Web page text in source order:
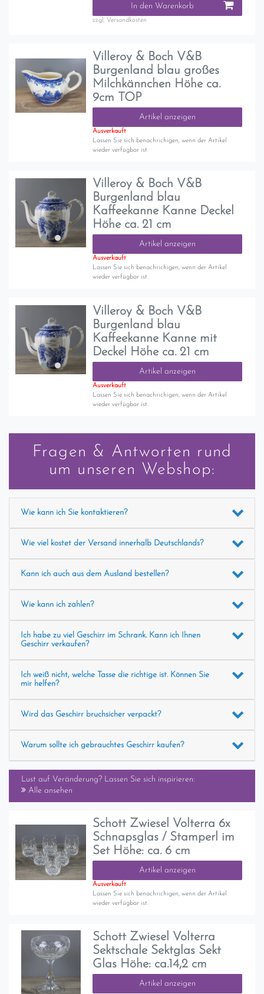
In den Warenkorb
zzgl. Versandkosten
Villeroy & Boch V&B
Burgenland blau großes
Milchkännchen Höhe ca.
9cm TOP
Artikel anzeigen
Ausverkauft
Lassen Sie sich benachrichigen, wenn der Artikel
wieder verfügbar ist.
Villeroy & Boch V&B
Burgenland blau
Kaffeekanne Kanne Deckel
Höhe ca. 21 cm
Artikel anzeigen
Ausverkauft
Lassen Sie sich benachrichigen, wenn der Artikel
wieder verfügbar ist.
Villeroy & Boch V&B
Burgenland blau
Kaffeekanne Kanne mit
Deckel Höhe ca. 21 cm
Artikel anzeigen
Ausverkauft
Lassen Sie sich benachrichigen, wenn der Artikel
wieder verfügbar ist.
Fragen & Antworten rund
um unseren Webshop:
Wie kann ich Sie kontaktieren?
Wie viel kostet der Versand innerhalb Deutschlands?
Kann ich auch aus dem Ausland bestellen?
Wie kann ich zahlen?
Ich habe zu viel Geschirr im Schrank. Kann ich Ihnen
Geschirr verkaufen?
Ich weiß nicht, welche Tasse die richtige ist. Können Sie
mir helfen?
Wird das Geschirr bruchsicher verpackt?
Warum sollte ich gebrauchtes Geschirr kaufen?
Lust auf Veränderung? Lassen Sie sich inspirieren:
Alle ansehen
Schott Zwiesel Volterra 6x
Schnapsglas / Stamperl im
Set Höhe: ca. 6 cm
Artikel anzeigen
Ausverkauft
Lassen Sie sich benachrichigen, wenn der Artikel
wieder verfügbar ist.
Schott Zwiesel Volterra
Sektschale Sektglas Sekt
Glas Höhe: ca.14,2 cm
Artikel anzeigen